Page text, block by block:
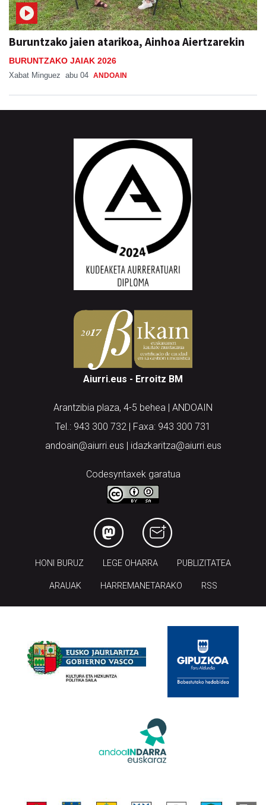
Buruntzako jaien atarikoa, Ainhoa Aiertzarekin
BURUNTZAKO JAIAK 2026
Xabat Minguez abu 04 ANDOAIN
Aiurri.eus - Erroitz BM
Arantzibia plaza, 4-5 behea | ANDOAIN
Tel.: 943 300 732 | Faxa: 943 300 731
andoain@aiurri.eus | idazkaritza@aiurri.eus
Codesyntaxek garatua
HONI BURUZ LEGE OHARRA PUBLIZITATEA
ARAUAK HARREMANETARAKO RSS